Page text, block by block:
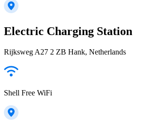
Electric Charging Station
Rijksweg A27 2 ZB Hank, Netherlands
Shell Free WiFi